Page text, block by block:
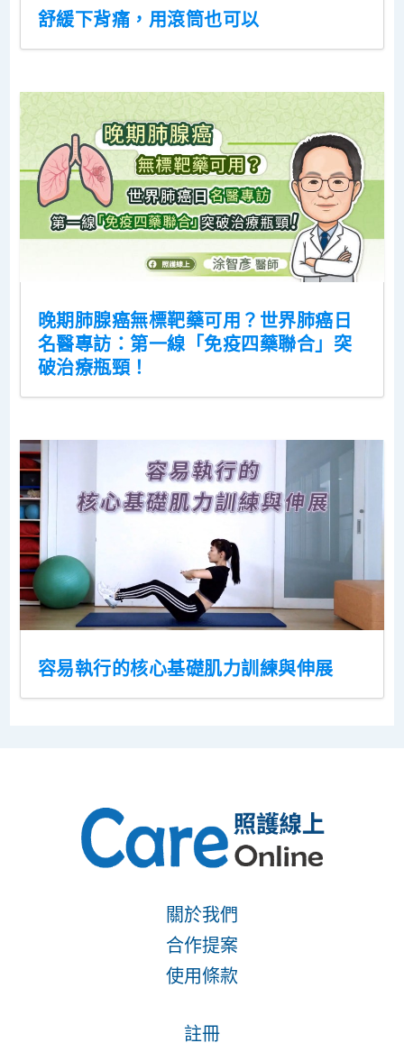
舒緩下背痛，用滾筒也可以
晚期肺腺癌無標靶藥可用？世界肺癌日
名醫專訪：第一線「免疫四藥聯合」突
破治療瓶頸！
容易執行的核心基礎肌力訓練與伸展
關於我們
合作提案
使用條款
註冊